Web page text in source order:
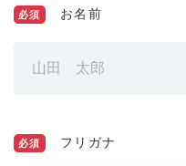
必須 お名前
必須 フリガナ